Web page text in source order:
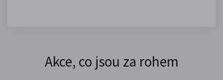
Akce, co jsou za rohem